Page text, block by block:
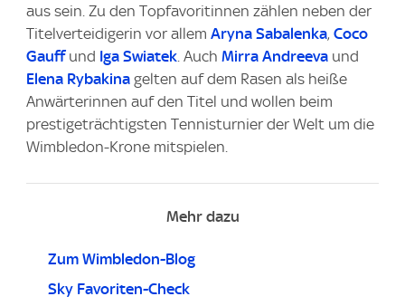
aus sein. Zu den Topfavoritinnen zählen neben der
Titelverteidigerin vor allem Aryna Sabalenka, Coco
Gauffund Iga Swiatek . Auch Mirra Andreeva und
Elena Rybakina gelten auf dem Rasen als heiße
Anwärterinnen auf den Titel und wollen beim
prestigeträchtigsten Tennisturnier der Welt um die
Wimbledon-Krone mitspielen.
Mehr dazu
Zum Wimbledon-Blog
Sky Favoriten-Check